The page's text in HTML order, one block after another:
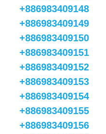
+886983409148
+886983409149
+886983409150
+886983409151
+886983409152
+886983409153
+886983409154
+886983409155
+886983409156